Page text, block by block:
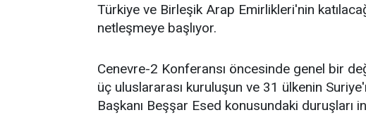
Türkiye ve Birleşik Arap Emirlikleri'nin
netleşmeye başlıyor.
Cenevre-2 Konferansı öncesinde genel bir
üç uluslararası kuruluşun ve 31 ülkenin
Başkanı Beşşar Esed konusundaki duruşları